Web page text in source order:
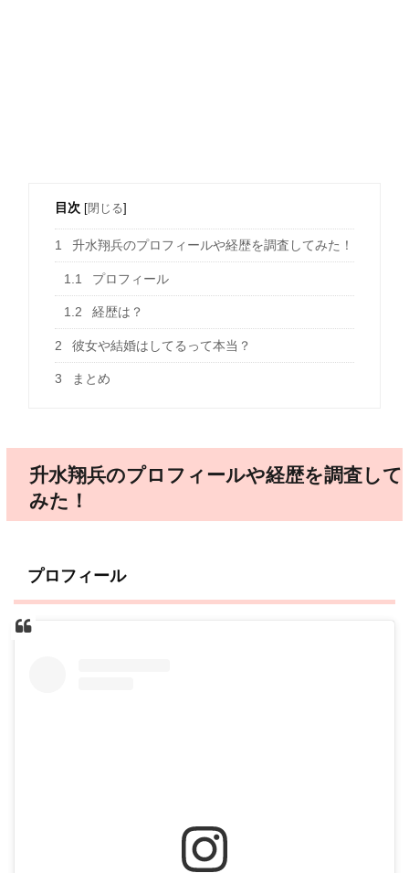
目次 [閉じる]
1 升水翔兵のプロフィールや経歴を調査してみた！
1.1 プロフィール
1.2 経歴は？
2 彼女や結婚はしてるって本当？
3 まとめ
升水翔兵のプロフィールや経歴を調査して
みた！
プロフィール